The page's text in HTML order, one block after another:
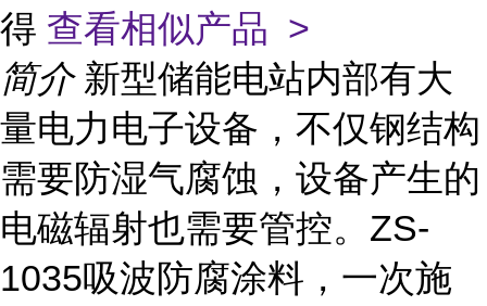
得 查看相似产品 >
简介 新型储能电站内部有大
量电力电子设备，不仅钢结构
需要防湿气腐蚀，设备产生的
电磁辐射也需要管控。ZS-
1035吸波防腐涂料，一次施